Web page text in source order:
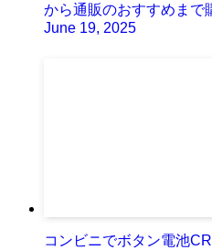
から通販のおすすめまで
June 19, 2025
コンビニでボタン電池